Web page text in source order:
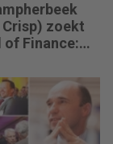
Crisp) zoekt
of Finance:
driven